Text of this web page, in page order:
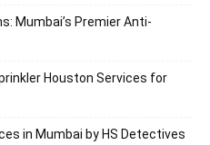
Mumbai’s Premier Anti-
Houston Services for
in Mumbai by HS Detectives